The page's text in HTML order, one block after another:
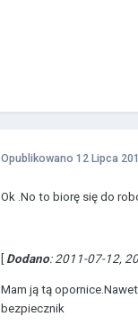
Opublikowano 12 Lipca
Ok .No to biorę się do
[ Dodano: 2011-07-12,
Mam ją tą
bezpiecznik